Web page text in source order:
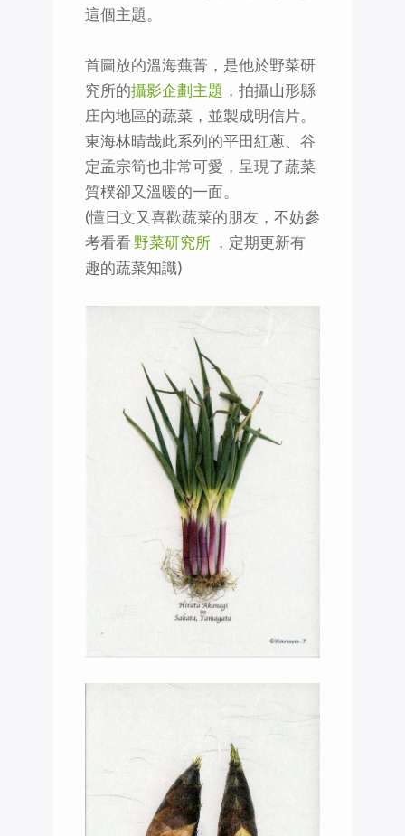
這個主題。
首圖放的溫海蕪菁，是他於野菜研
究所的攝影企劃主題 ，拍攝山形縣
庄內地區的蔬菜，並製成明信片。
東海林晴哉此系列的平田紅蔥、谷
定孟宗筍也非常可愛，呈現了蔬菜
質樸卻又溫暖的一面。
(懂日文又喜歡蔬菜的朋友，不妨參
考看看野菜研究所 ，定期更新有
趣的蔬菜知識)